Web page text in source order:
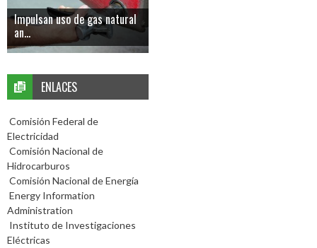
Impulsan uso de gas natural
an...
ENLACES
Comisión Federal de
Electricidad
Comisión Nacional de
Hidrocarburos
Comisión Nacional de Energía
Energy Information
Administration
Instituto de Investigaciones
Eléctricas